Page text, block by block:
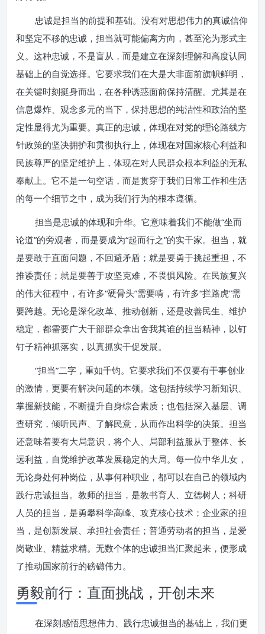
忠诚是担当的前提和基础。没有对思想伟力的真诚信仰
和坚定不移的忠诚，担当就可能偏离方向，甚至沦为形式主
义。这种忠诚，不是盲从，而是建立在深刻理解和高度认同
基础上的自觉选择。它要求我们在大是大非面前旗帜鲜明，
在关键时刻挺身而出，在各种诱惑面前保持清醒。尤其是在
信息爆炸、观念多元的当下，保持思想的纯洁性和政治的坚
定性显得尤为重要。真正的忠诚，体现在对党的理论路线方
针政策的坚决拥护和贯彻执行上，体现在对国家核心利益和
民族尊严的坚定维护上，体现在对人民群众根本利益的无私
奉献上。它不是一句空话，而是贯穿于我们日常工作和生活
的每一个细节之中，成为我们行为的根本遵循。
担当是忠诚的体现和升华。它意味着我们不能做“坐而
论道”的旁观者，而是要成为“起而行之”的实干家。担当，就
是要敢于直面问题，不回避矛盾；就是要勇于挑起重担，不
推诿责任；就是要善于攻坚克难，不畏惧风险。在民族复兴
的伟大征程中，有许多“硬骨头”需要啃，有许多“拦路虎”需
要跨越。无论是深化改革、推动创新，还是改善民生、维护
稳定，都需要广大干部群众拿出舍我其谁的担当精神，以钉
钉子精神抓落实，以真抓实干促发展。
“担当”二字，重如千钧。它要求我们不仅要有干事创业
的激情，更要有解决问题的本领。这包括持续学习新知识、
掌握新技能，不断提升自身综合素质；也包括深入基层、调
查研究，倾听民声、了解民意，从而作出科学的决策。担当
还意味着要有大局意识，将个人、局部利益服从于整体、长
远利益，自觉维护改革发展稳定的大局。每一位中华儿女，
无论身处何种岗位，从事何种职业，都可以在自己的领域内
践行忠诚担当。教师的担当，是教书育人、立德树人；科研
人员的担当，是勇攀科学高峰、攻克核心技术；企业家的担
当，是创新发展、承担社会责任；普通劳动者的担当，是爱
岗敬业、精益求精。无数个体的忠诚担当汇聚起来，便形成
了推动国家前行的磅礴伟力。
勇毅前行：直面挑战，开创未来
在深刻感悟思想伟力、践行忠诚担当的基础上，我们更